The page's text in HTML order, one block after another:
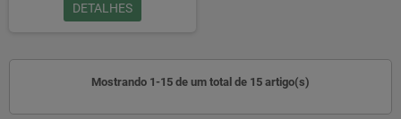
DETALHES
Mostrando 1-15 de um total de 15 artigo(s)